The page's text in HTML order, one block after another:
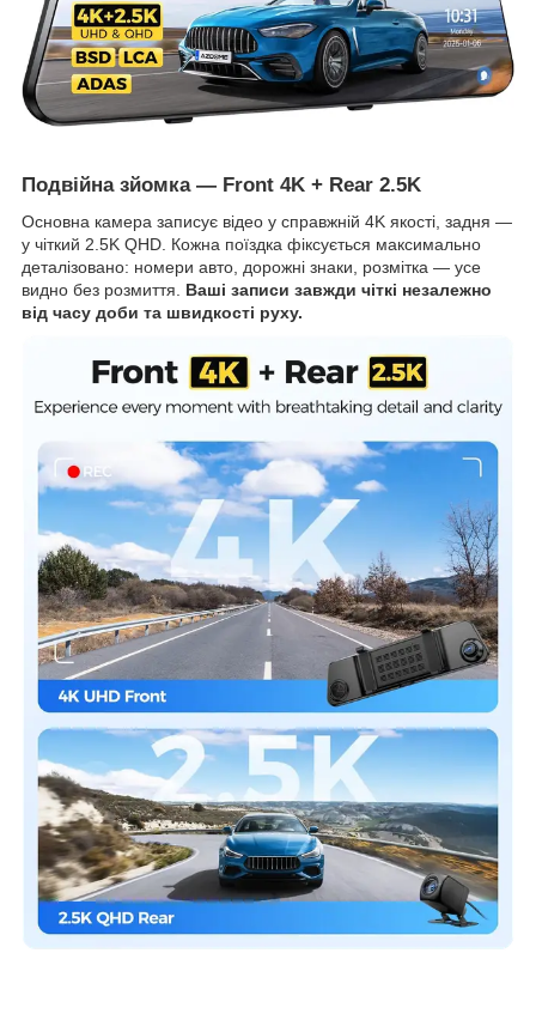
Подвійна зйомка — Front 4K + Rear 2.5K
Основна камера записує відео у справжній 4K якості, задня —
у чіткий 2.5K QHD. Кожна поїздка фіксується максимально
деталізовано: номери авто, дорожні знаки, розмітка — усе
видно без розмиття. Ваші записи завжди чіткі незалежно
від часу доби та швидкості руху.